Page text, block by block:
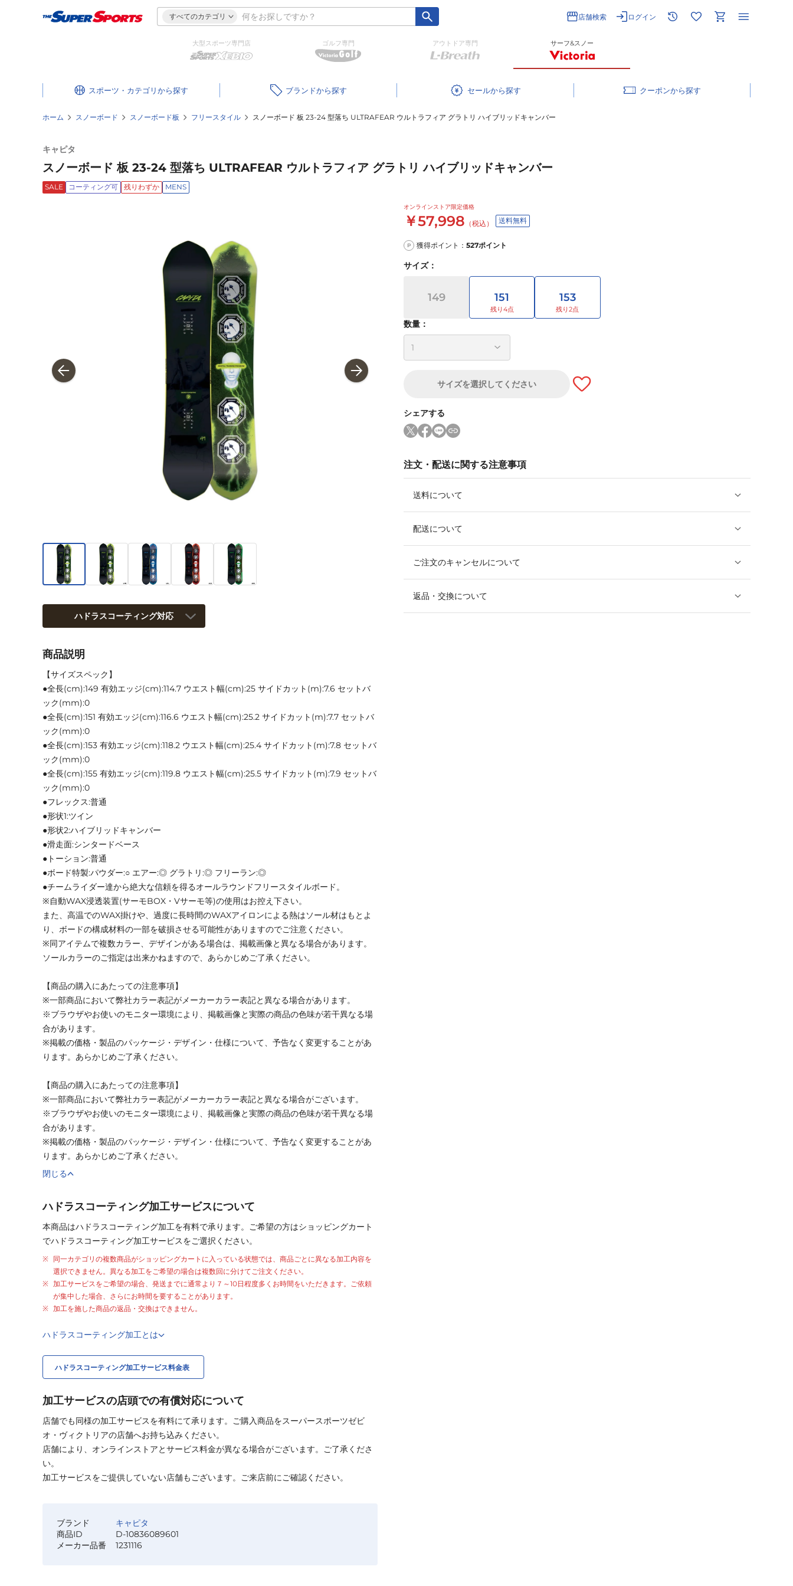
すべてのカテゴリ 店舗検索 ログイン
大型スポーツ専門店 ゴルフ専門 アウトドア専門 サーフ&スノー
スポーツ・カテゴリ ブランド セール クーポン
ホーム スノーボード スノーボード板 フリースタイル スノーボード 板 23-24 型落ち ULTRAFEAR ウルトラフィア グラトリ ハイブリッドキャンバー
キャピタ
スノーボード 板 23-24 型落ち ULTRAFEAR ウルトラフィア グラトリ ハイブリッドキャンバー
SALE コーティング可 残りわずか MENS
オンラインストア限定価格
￥57,998 （税込） 送料無料
P 獲得ポイント： 527ポイント
サイズ：
149 151 153
数量：
サイズを選択してください
シェアする
注文・配送に関する注意事項
送料について
配送について
ご注文のキャンセルについて
返品・交換について
ハドラスコーティング対応
商品説明
【サイズスペック】
●全長(cm):149 有効エッジ(cm):114.7 ウエスト幅(cm):25 サイドカット(m):7.6 セットバ
ック(mm):0
●全長(cm):151 有効エッジ(cm):116.6 ウエスト幅(cm):25.2 サイドカット(m):7.7 セットバ
ック(mm):0
●全長(cm):153 有効エッジ(cm):118.2 ウエスト幅(cm):25.4 サイドカット(m):7.8 セットバ
ック(mm):0
●全長(cm):155 有効エッジ(cm):119.8 ウエスト幅(cm):25.5 サイドカット(m):7.9 セットバ
ック(mm):0
●フレックス:普通
●形状1:ツイン
●形状2:ハイブリッドキャンバー
●滑走面:シンタードベース
●トーション:普通
●ボード特製:パウダー:○ エアー:◎ グラトリ:◎ フリーラン:◎
●チームライダー達から絶大な信頼を得るオールラウンドフリースタイルボード。
※自動WAX浸透装置(サーモBOX・Vサーモ等)の使用はお控え下さい。
また、高温でのWAX掛けや、過度に長時間のWAXアイロンによる熱はソール材はもとよ
り、ボードの構成材料の一部を破損させる可能性がありますのでご注意ください。
※同アイテムで複数カラー、デザインがある場合は、掲載画像と異なる場合があります。
ソールカラーのご指定は出来かねますので、あらかじめご了承ください。
【商品の購入にあたっての注意事項】
※一部商品において弊社カラー表記がメーカーカラー表記と異なる場合があります。
※ブラウザやお使いのモニター環境により、掲載画像と実際の商品の色味が若干異なる場
合があります。
※掲載の価格・製品のパッケージ・デザイン・仕様について、予告なく変更することがあ
ります。あらかじめご了承ください。
【商品の購入にあたっての注意事項】
※一部商品において弊社カラー表記がメーカーカラー表記と異なる場合がございます。
※ブラウザやお使いのモニター環境により、掲載画像と実際の商品の色味が若干異なる場
合があります。
※掲載の価格・製品のパッケージ・デザイン・仕様について、予告なく変更することがあ
ります。あらかじめご了承ください。
閉じる
ハドラスコーティング加工サービスについて
本商品はハドラスコーティング加工を有料で承ります。ご希望の方はショッピングカート
でハドラスコーティング加工サービスをご選択ください。
同一カテゴリの複数商品がショッピングカートに入っている状態では、商品ごとに異なる加工内容を
選択できません。異なる加工をご希望の場合は複数回に分けてご注文ください。
加工サービスをご希望の場合、発送までに通常より ７～10日程度多くお時間をいただきます。ご依頼
が集中した場合、さらにお時間を要することがあります。
加工を施した商品の返品・交換はできません。
ハドラスコーティング加工とは
ハドラスコーティング加工サービス料金表
加工サービスの店頭での有償対応について
店舗でも同様の加工サービスを有料にて承ります。ご購入商品をスーパースポーツゼビ
オ・ヴィクトリアの店舗へお持ち込みください。
店舗により、オンラインストアとサービス料金が異なる場合がございます。ご了承くださ
い。
加工サービスをご提供していない店舗もございます。ご来店前にご確認ください。
ブランド
キャピタ
商品ID
D-10836089601
メーカー品番
1231116